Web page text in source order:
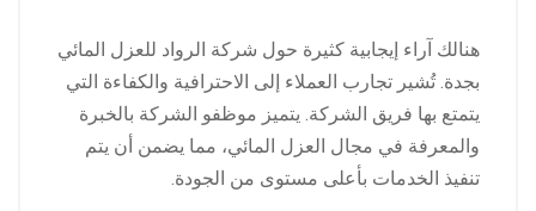
هنالك آراء إيجابية كثيرة حول شركة الرواد للعزل المائي
بجدة. تُشير تجارب العملاء إلى الاحترافية والكفاءة التي
يتمتع بها فريق الشركة. يتميز موظفو الشركة بالخبرة
والمعرفة في مجال العزل المائي، مما يضمن أن يتم
تنفيذ الخدمات بأعلى مستوى من الجودة.